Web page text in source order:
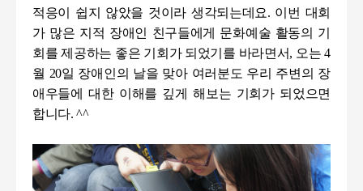
적응이 쉽지 않았을 것이라 생각되는데요. 이번 대회
가 많은 지적 장애인 친구들에게 문화예술 활동의 기
회를 제공하는 좋은 기회가 되었기를 바라면서, 오는 4
월 20일 장애인의 날을 맞아 여러분도 우리 주변의 장
애우들에 대한 이해를 깊게 해보는 기회가 되었으면
합니다. ^^